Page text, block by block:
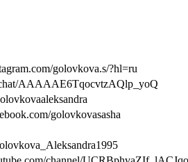
golovkova.s/?hl=ru
AAAAAE6TqocvtzAQlp_yoQ
golovkovasasha